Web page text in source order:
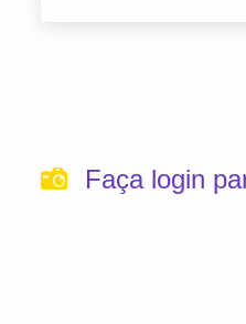
Faça login